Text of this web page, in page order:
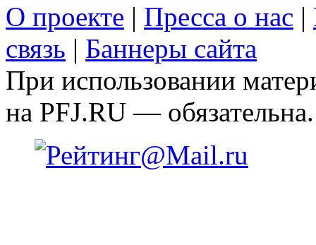
О проекте | Пресса о нас |
связь | Баннеры сайта
При использовании
на PFJ.RU — обязательна.